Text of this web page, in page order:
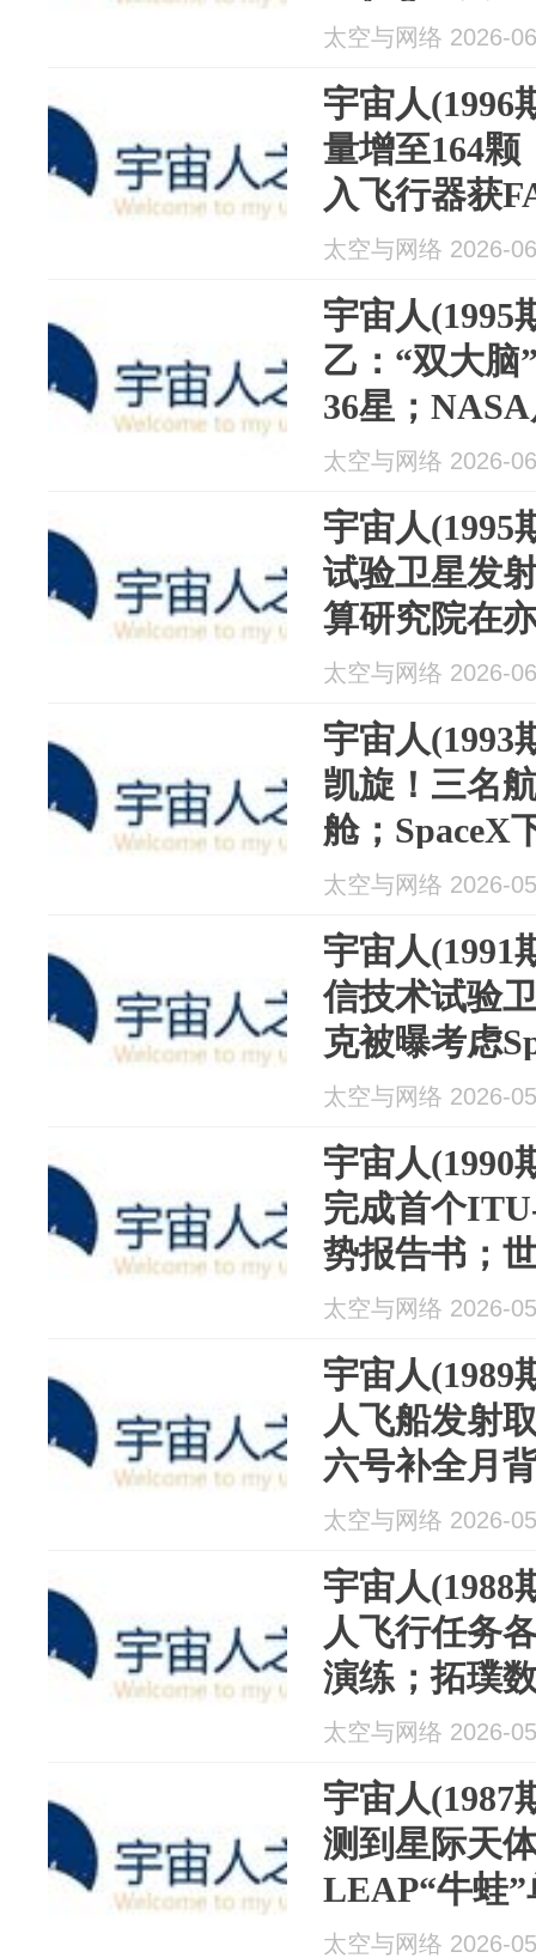
栈月球平台"
息产业联盟
太空与网络 2026-
宇宙人(1996
量增至164颗
入飞行器获
法国航天员
站和商业空
太空与网络 2026-
宇宙人(1995
乙：“双大脑
36星；
损发射台或2
太空股集体
太空与网络 2026-
宇宙人(1995
试验卫星发
算研究院在
2GHz频谱方
科技科创板
太空与网络 2026-
宇宙人(1993
凯旋！三名
舱；SpaceX
亿美元；O2
链直连手机
太空与网络 2026-
宇宙人(1991
信技术试验
克被曝考虑
并；波兰建
星座
太空与网络 2026-
宇宙人(1990
完成首个
势报告书；
股上市辅导
斯坦完成
太空与网络 2026-
宇宙人(1989
人飞船发射
六号补全月
SpaceX 第
太空与网络 2026-
宇宙人(1988
人飞行任务
演练；拓璞
市；NASA
载人绕月
太空与网络 2026-
宇宙人(1987
测到星际天
LEAP“牛蛙
发射与回收
太空与网络 2026-